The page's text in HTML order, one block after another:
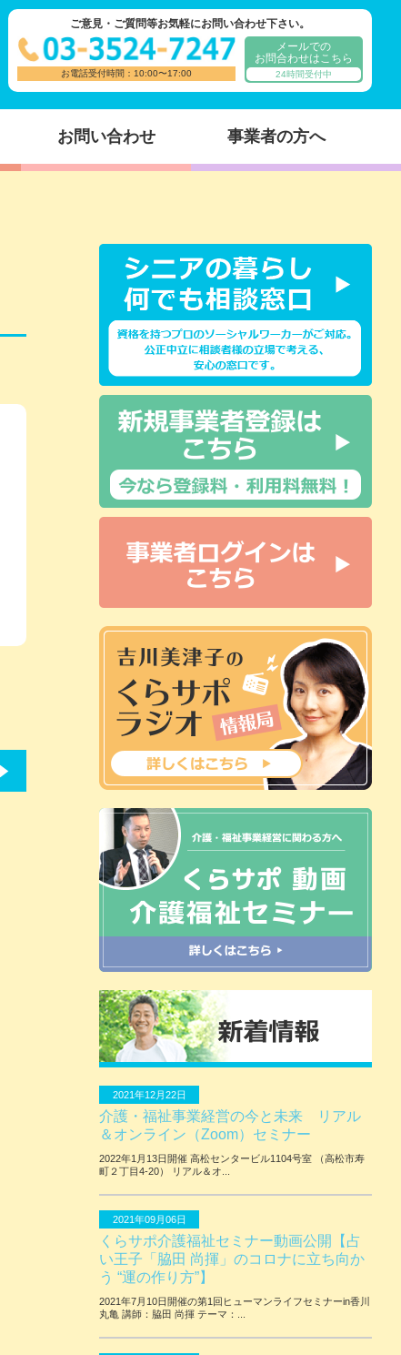
ご意見・ご質問等お気軽にお問い合わせ下さい。
お電話受付時間：10:00〜17:00
メールでの
お問合わせはこちら
24時間受付中
お問い合わせ 事業者の方へ
2021年12月22日
介護・福祉事業経営の今と未来 リアル
＆オンライン（Zoom）セミナー
2022年1月13日開催 ⾼松センタービル1104号室 （⾼松市寿
町２丁⽬4-20） リアル＆オ...
2021年09月06日
くらサポ介護福祉セミナー動画公開【占
い王子「脇田 尚揮」のコロナに立ち向か
う “運の作り方”】
2021年7月10日開催の第1回ヒューマンライフセミナーin香川
丸亀 講師：脇田 尚揮 テーマ：...